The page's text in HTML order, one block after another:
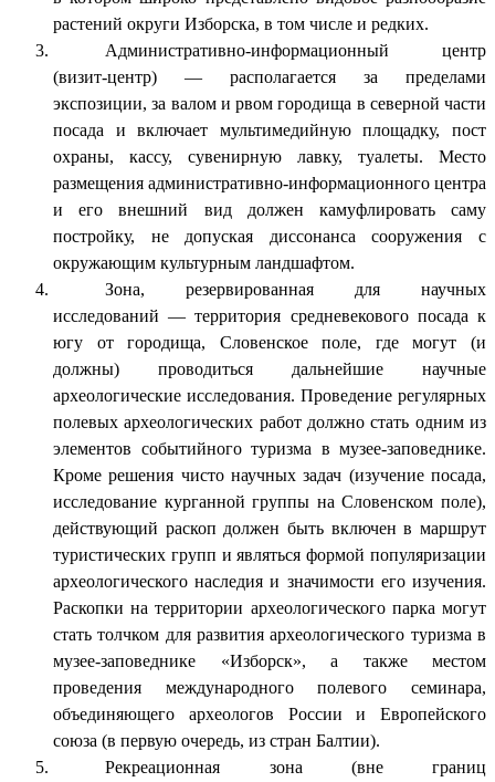
растений округи Изборска, в том числе и редких.
Административно-информационный центр
(визит-центр) — располагается за пределами
экспозиции, за валом и рвом городища в северной части
посада и включает мультимедийную площадку, пост
охраны, кассу, сувенирную лавку, туалеты. Место
размещения административно-информационного центра
и его внешний вид должен камуфлировать саму
постройку, не допуская диссонанса сооружения с
окружающим культурным ландшафтом.
Зона, резервированная для научных
исследований — территория средневекового посада к
югу от городища, Словенское поле, где могут (и
должны) проводиться дальнейшие научные
археологические исследования. Проведение регулярных
полевых археологических работ должно стать одним из
элементов событийного туризма в музее-заповеднике.
Кроме решения чисто научных задач (изучение посада,
исследование курганной группы на Словенском поле),
действующий раскоп должен быть включен в маршрут
туристических групп и являться формой популяризации
археологического наследия и значимости его изучения.
Раскопки на территории археологического парка могут
стать толчком для развития археологического туризма в
музее-заповеднике «Изборск», а также местом
проведения международного полевого семинара,
объединяющего археологов России и Европейского
союза (в первую очередь, из стран Балтии).
Рекреационная зона (вне границ